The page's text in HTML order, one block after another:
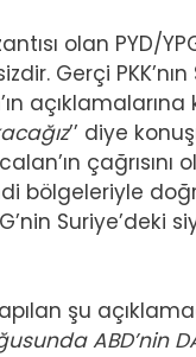
olan PYD/
Gerçi PKK’nın
açıklamalarına
’’ diye
çağrısını
bölgeleriyle
Suriye’deki
şu
ABD’nin